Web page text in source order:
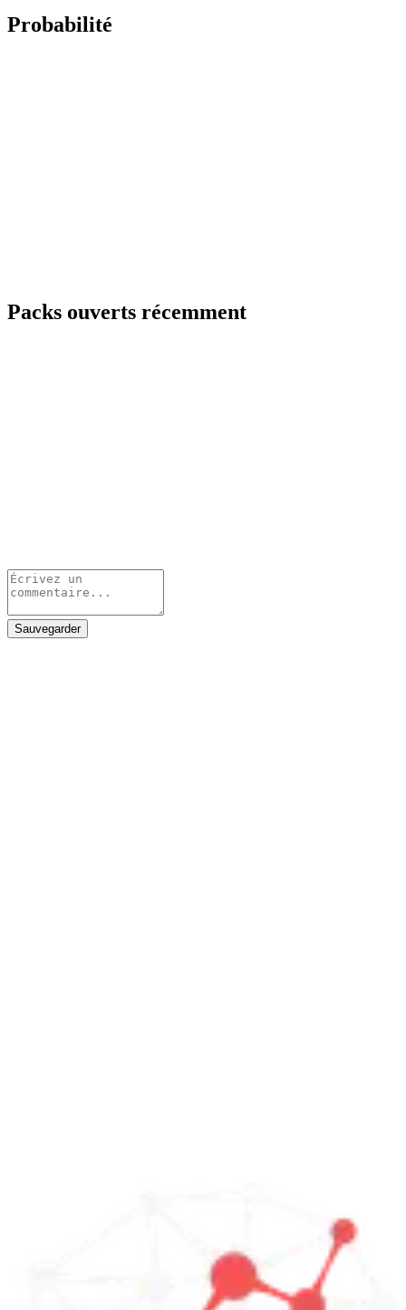
Probabilité
Packs ouverts récemment
Sauvegarder